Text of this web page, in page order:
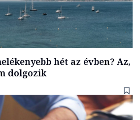
hét az évben? Az,
dolgozik